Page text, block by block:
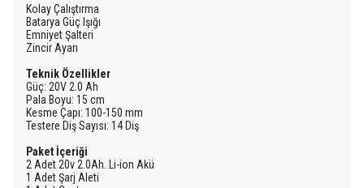
Kolay Çalıştırma
Batarya Güç Işığı
Emniyet Şalteri
Zincir Ayarı
Teknik Özellikler
Güç: 20V 2.0 Ah
Pala Boyu: 15 cm
Kesme Çapı: 100-150 mm
Testere Diş Sayısı: 14 Diş
Paket İçeriği
2 Adet 20v 2.0Ah. Li-ion Akü
1 Adet Şarj Aleti